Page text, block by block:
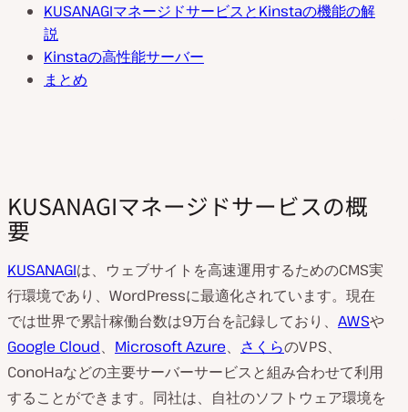
KUSANAGIマネージドサービスとKinstaの機能の解
説
Kinstaの高性能サーバー
まとめ
KUSANAGIマネージドサービスの概
要
KUSANAGIは、ウェブサイトを高速運用するためのCMS実
行環境であり、WordPressに最適化されています。現在
では世界で累計稼働台数は9万台を記録しており、 AWSや
Google Cloud、 Microsoft Azure、 さくらのVPS、
ConoHaなどの主要サーバーサービスと組み合わせて利用
することができます。同社は、自社のソフトウェア環境を